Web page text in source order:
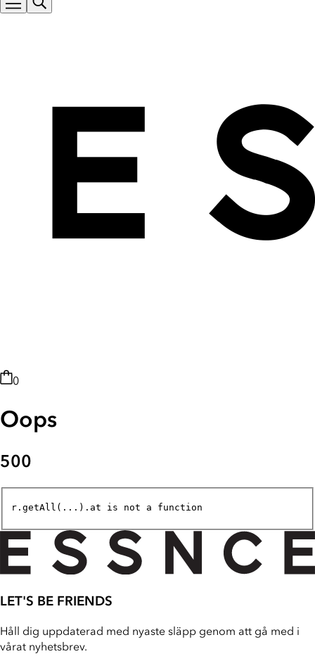
0
Oops
500
r.getAll(...).at is not a function
LET'S BE FRIENDS
Håll dig uppdaterad med nyaste släpp genom att gå med i
vårat nyhetsbrev.